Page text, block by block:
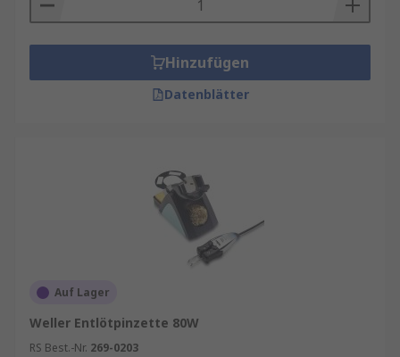
Hinzufügen
Datenblätter
Auf Lager
Weller Entlötpinzette 80W
RS Best.-Nr. 269-0203